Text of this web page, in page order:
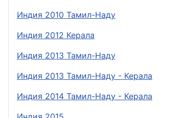
Индия 2010 Тамил-Наду
Индия 2012 Керала
Индия 2013 Тамил-Наду
Индия 2013 Тамил-Наду - Керала
Индия 2014 Тамил-Наду - Керала